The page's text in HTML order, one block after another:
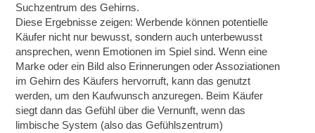
Suchzentrum des Gehirns.
Diese Ergebnisse zeigen: Werbende können potentielle
Käufer nicht nur bewusst, sondern auch unterbewusst
ansprechen, wenn Emotionen im Spiel sind. Wenn eine
Marke oder ein Bild also Erinnerungen oder Assoziationen
im Gehirn des Käufers hervorruft, kann das genutzt
werden, um den Kaufwunsch anzuregen. Beim Käufer
siegt dann das Gefühl über die Vernunft, wenn das
limbische System (also das Gefühlszentrum)